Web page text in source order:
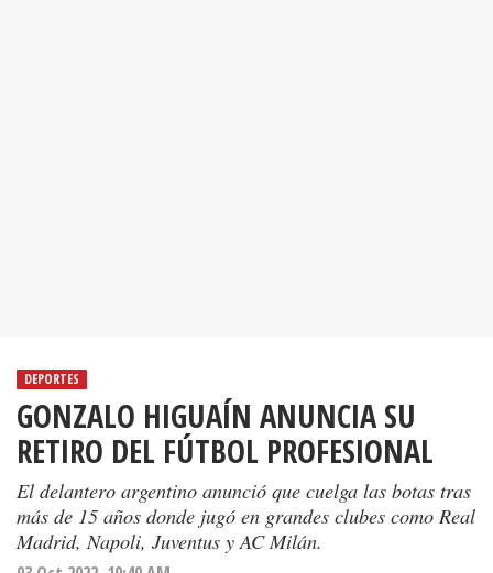
DEPORTES
GONZALO HIGUAÍN ANUNCIA SU
RETIRO DEL FÚTBOL PROFESIONAL
El delantero argentino anunció que cuelga las botas tras
más de 15 años donde jugó en grandes clubes como Real
Madrid, Napoli, Juventus y AC Milán.